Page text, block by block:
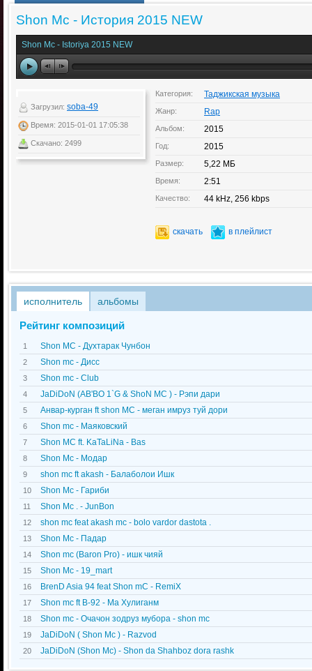
Shon Mc - История 2015 NEW
Shon Mc - Istoriya 2015 NEW
Загрузил: soba-49
Время: 2015-01-01 17:05:38
Скачано: 2499
Категория: Таджикская музыка
Жанр: Rap
Альбом: 2015
Год: 2015
Размер: 5,22 МБ
Время: 2:51
Качество: 44 kHz, 256 kbps
скачать в плейлист
исполнитель альбомы
Рейтинг композиций
1 Shon MC - Духтарак Чунбон
2 Shon mc - Дисс
3 Shon mc - Club
4 JaDiDoN (AB'BO 1`G & ShoN MC ) - Рэпи дари
5 Анвар-курган ft shon MC - меган имруз туй дори
6 Shon mc - Маяковский
7 Shon MC ft. KaTaLiNa - Bas
8 Shon Mc - Модар
9 shon mc ft akash - Балаболои Ишк
10 Shon Mc - Гариби
11 Shon Mc . - JunBon
12 shon mc feat akash mc - bolo vardor dastota .
13 Shon Mc - Падар
14 Shon mc (Baron Pro) - ишк чияй
15 Shon Mc - 19_mart
16 BrenD Asia 94 feat Shon mC - RemiX
17 Shon mc ft B-92 - Ма Хулиганм
18 Shon mc - Очачон зодруз мубора - shon mc
19 JaDiDoN ( Shon Mc ) - Razvod
20 JaDiDoN (Shon Mc) - Shon da Shahboz dora rashk